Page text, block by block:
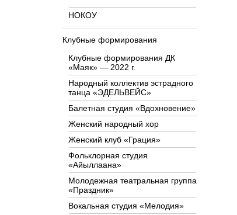
НОКОУ
Клубные формирования
Клубные формирования ДК
«Маяк» — 2022 г.
Народный коллектив эстрадного
танца «ЭДЕЛЬВЕЙС»
Балетная студия «Вдохновение»
Женский народный хор
Женский клуб «Грация»
Фольклорная студия
«Айыллаана»
Молодежная театральная группа
«Праздник»
Вокальная студия «Мелодия»